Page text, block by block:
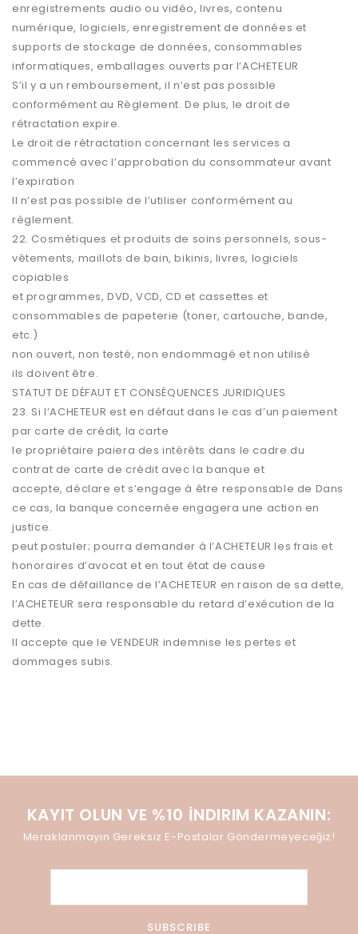
enregistrements audio ou vidéo, livres, contenu
numérique, logiciels, enregistrement de données et
supports de stockage de données, consommables
informatiques, emballages ouverts par l’ACHETEUR
S’il y a un remboursement, il n’est pas possible
conformément au Règlement. De plus, le droit de
rétractation expire.
Le droit de rétractation concernant les services a
commencé avec l’approbation du consommateur avant
l’expiration
Il n’est pas possible de l’utiliser conformément au
règlement.
22. Cosmétiques et produits de soins personnels, sous-
vêtements, maillots de bain, bikinis, livres, logiciels
copiables
et programmes, DVD, VCD, CD et cassettes et
consommables de papeterie (toner, cartouche, bande,
etc.)
non ouvert, non testé, non endommagé et non utilisé
ils doivent être.
STATUT DE DÉFAUT ET CONSÉQUENCES JURIDIQUES
23. Si l’ACHETEUR est en défaut dans le cas d’un paiement
par carte de crédit, la carte
le propriétaire paiera des intérêts dans le cadre du
contrat de carte de crédit avec la banque et
accepte, déclare et s’engage à être responsable de Dans
ce cas, la banque concernée engagera une action en
justice.
peut postuler; pourra demander à l’ACHETEUR les frais et
honoraires d’avocat et en tout état de cause
En cas de défaillance de l’ACHETEUR en raison de sa dette,
l’ACHETEUR sera responsable du retard d’exécution de la
dette.
Il accepte que le VENDEUR indemnise les pertes et
dommages subis.
KAYIT OLUN VE %10 İNDIRIM KAZANIN:
Meraklanmayın Gereksiz E-Postalar Göndermeyeceğiz!